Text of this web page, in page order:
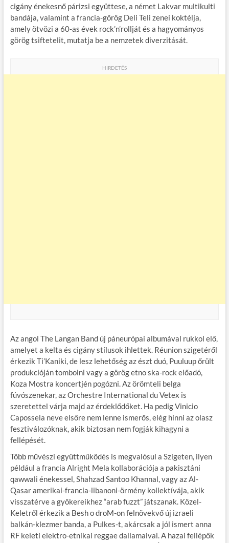
cigány énekesnő párizsi együttese, a német Lakvar multikulti
bandája, valamint a francia-görög Deli Teli zenei koktélja,
amely ötvözi a 60-as évek rock’n’rollját és a hagyományos
görög tsiftetelit, mutatja be a nemzetek diverzitását.
HIRDETÉS
Az angol The Langan Band új páneurópai albumával rukkol elő,
amelyet a kelta és cigány stílusok ihlettek. Réunion szigetéről
érkezik Ti’Kaniki, de lesz lehetőség az észt duó, Puuluup őrült
produkcióján tombolni vagy a görög etno ska-rock előadó,
Koza Mostra koncertjén pogózni. Az örömteli belga
fúvószenekar, az Orchestre International du Vetex is
szeretettel várja majd az érdeklődőket. Ha pedig Vinicio
Capossela neve elsőre nem lenne ismerős, elég hinni az olasz
fesztiválozóknak, akik biztosan nem fogják kihagyni a
fellépését.
Több művészi együttműködés is megvalósul a Szigeten, ilyen
például a francia Alright Mela kollaborációja a pakisztáni
qawwali énekessel, Shahzad Santoo Khannal, vagy az Al-
Qasar amerikai-francia-libanoni-örmény kollektívája, akik
visszatérve a gyökereikhez “arab fuzzt” játszanak. Közel-
Keletről érkezik a Besh o droM-on felnövekvő új izraeli
balkán-klezmer banda, a Pulkes-t, akárcsak a jól ismert anna
RF keleti elektro-etnikai reggae dallamaival. A hazai fellépők